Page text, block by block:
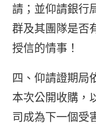
請；並仰請銀行
群及其團隊是否
授信的情事！
四、仰請證期局
本次公開收購，
司成為下一個受